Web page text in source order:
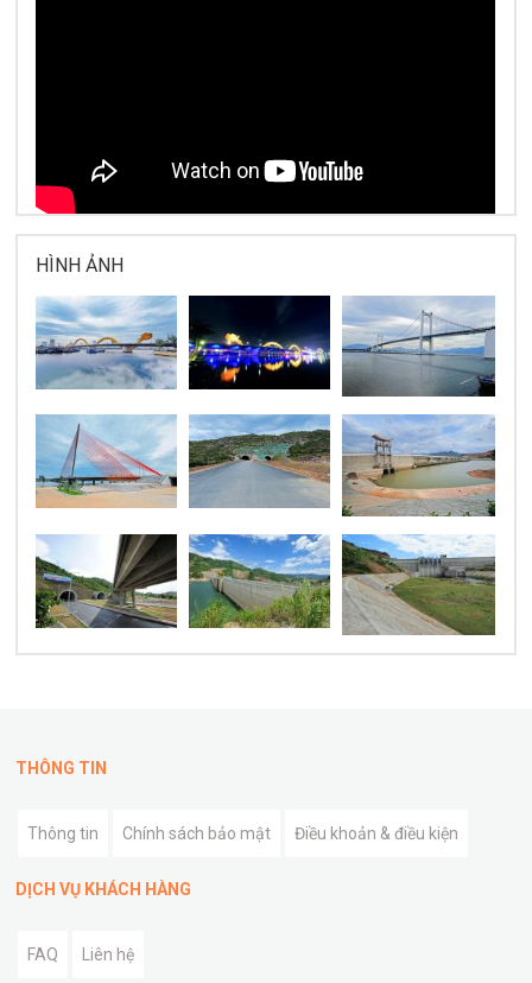
HÌNH ẢNH
THÔNG TIN
Thông tin Chính sách bảo mật Điều khoản & điều kiện
DỊCH VỤ KHÁCH HÀNG
FAQ Liên hệ